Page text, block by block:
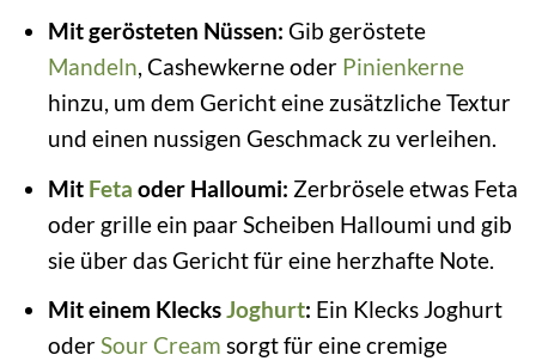
Mit gerösteten Nüssen: Gib geröstete
Mandeln, Cashewkerne oder Pinienkerne
hinzu, um dem Gericht eine zusätzliche Textur
und einen nussigen Geschmack zu verleihen.
Mit Feta oder Halloumi: Zerbrösele etwas Feta
oder grille ein paar Scheiben Halloumi und gib
sie über das Gericht für eine herzhafte Note.
Mit einem KlecksJoghurt: Ein Klecks Joghurt
oderSour Cream sorgt für eine cremige